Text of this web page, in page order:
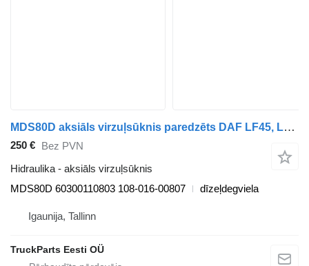
MDS80D aksiāls virzuļsūknis paredzēts DAF LF45, LF55, LF180, CF65, CF75, CF85 (2001-) vilcēja
250 € Bez PVN
Hidraulika - aksiāls virzuļsūknis
MDS80D 60300110803 108-016-00807
dīzeļdegviela
Igaunija, Tallinn
TruckParts Eesti OÜ